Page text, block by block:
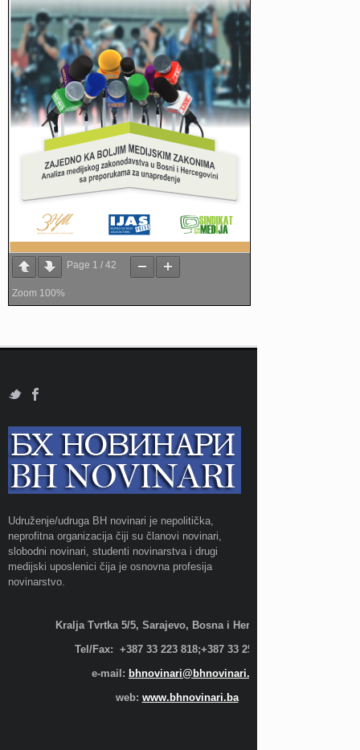
Page 1 / 42
Zoom 100%
Udruženje/udruga BH novinari je nepolitička,
neprofitna organizacija čiji su članovi novinari,
slobodni novinari, studenti novinarstva i drugi
medijski uposlenici čija je osnovna profesija
novinarstvo.
Kralja Tvrtka 5/5, Sarajevo, Bosna i Hercegovina;
Tel/Fax: +387 33 223 818;+387 33 255 600
e-mail: bhnovinari@bhnovinari.ba
web: www.bhnovinari.ba